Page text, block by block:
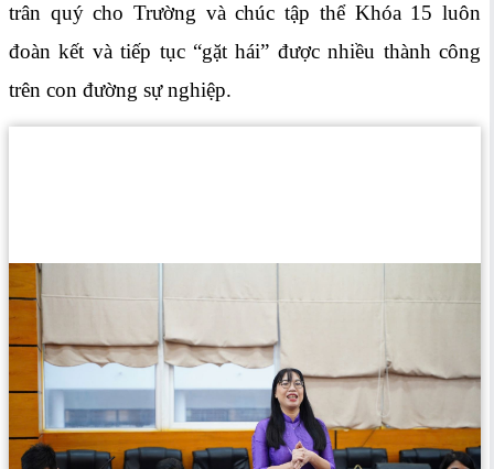
trân quý cho Trường và chúc tập thể Khóa 15 luôn
đoàn kết và tiếp tục “gặt hái” được nhiều thành công
trên con đường sự nghiệp.